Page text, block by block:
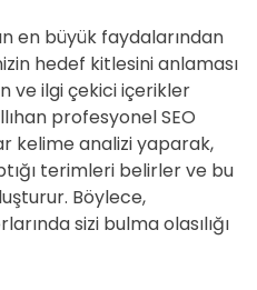
en büyük faydalarından
hedef kitlesini anlaması
ve ilgi çekici içerikler
profesyonel SEO
kelime analizi yaparak,
terimleri belirler ve bu
Böylece,
sizi bulma olasılığı